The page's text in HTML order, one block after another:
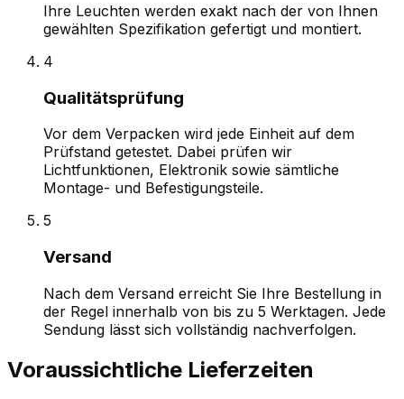
Ihre Leuchten werden exakt nach der von Ihnen
gewählten Spezifikation gefertigt und montiert.
4
Qualitätsprüfung
Vor dem Verpacken wird jede Einheit auf dem
Prüfstand getestet. Dabei prüfen wir
Lichtfunktionen, Elektronik sowie sämtliche
Montage- und Befestigungsteile.
5
Versand
Nach dem Versand erreicht Sie Ihre Bestellung in
der Regel innerhalb von bis zu 5 Werktagen. Jede
Sendung lässt sich vollständig nachverfolgen.
Voraussichtliche Lieferzeiten